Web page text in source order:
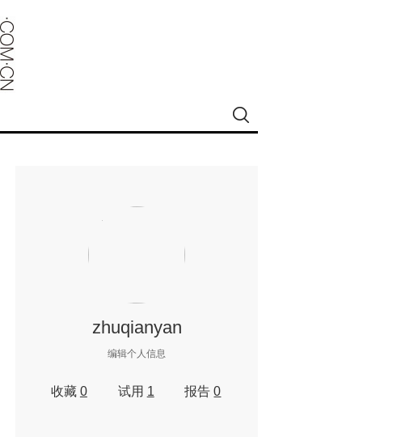
zhuqianyan
编辑个人信息
收藏 0 试用 1 报告0